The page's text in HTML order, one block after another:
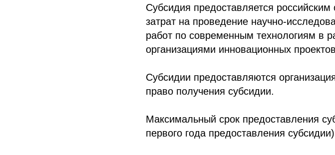
Субсидия предоставляется
затрат на проведение научно-
работ по современным технологиям в
организациями инновационных
Субсидии предоставляются
право получения субсидии.
Максимальный срок предоставления
первого года предоставления